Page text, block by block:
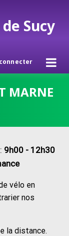
Sucy
MARNE
9h00 - 12h30
vélo en
nos
la distance.